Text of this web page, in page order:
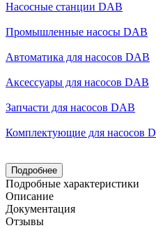
Насосные станции DAB
Промышленные насосы DAB
Автоматика для насосов DAB
Аксессуары для насосов DAB
Запчасти для насосов DAB
Комплектующие для насосов
Подробнее
Подробные характеристики
Описание
Документация
Отзывы